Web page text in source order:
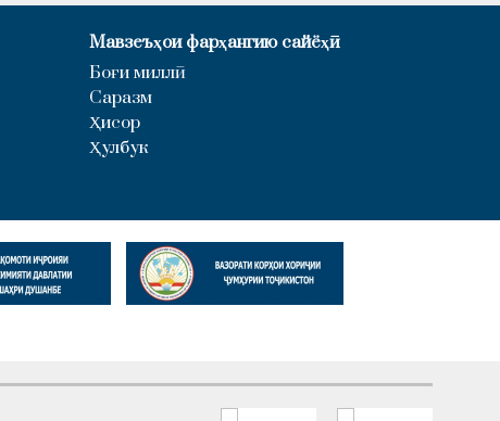
Мавзеъҳои фарҳангию сайёҳӣ
Боғи миллӣ
Саразм
Ҳисор
Ҳулбук